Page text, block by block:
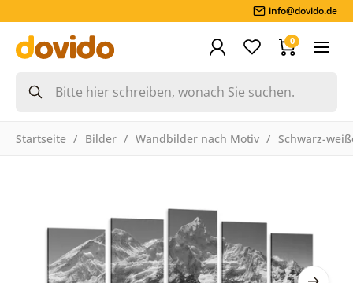
info@dovido.de
0
Startseite Bilder Wandbilder nach Motiv Schwarz-